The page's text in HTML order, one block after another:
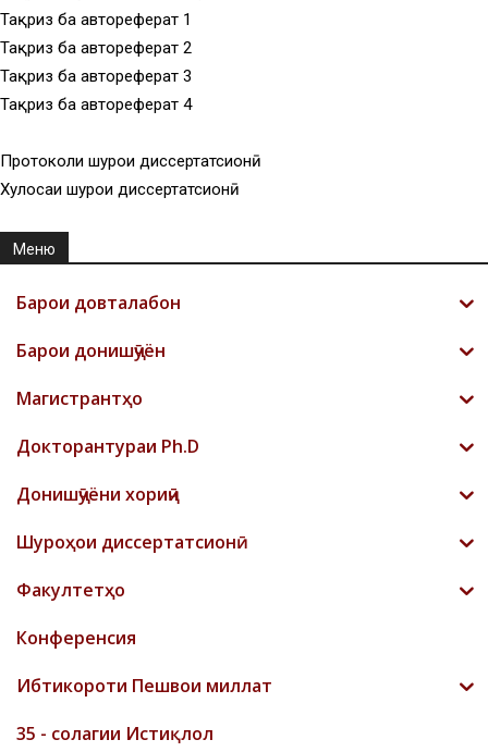
Тақриз ба автореферат 1
Тақриз ба автореферат 2
Тақриз ба автореферат 3
Тақриз ба автореферат 4
Протоколи шурои диссертатсионӣ
Хулосаи шурои диссертатсионӣ
Меню
Барои довталабон
Барои донишҷӯён
Магистрантҳо
Докторантураи Ph.D
Донишҷӯёни хориҷӣ
Шyроҳои диссертатсионӣ
Факултетҳо
Конференсия
Ибтикороти Пешвои миллат
35 - солагии Истиқлол